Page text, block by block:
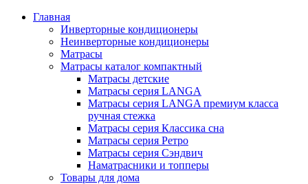
Главная
Инверторные кондиционеры
Неинверторные кондиционеры
Матрасы
Матрасы каталог компактный
Матрасы детские
Матрасы серия LANGA
Матрасы серия LANGA премиум класса
ручная стежка
Матрасы серия Классика сна
Матрасы серия Ретро
Матрасы серия Сэндвич
Наматрасники и топперы
Товары для дома